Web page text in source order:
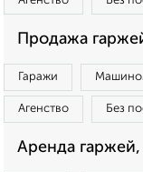
Продажа
Гаражи
Агенство Без
Аренда